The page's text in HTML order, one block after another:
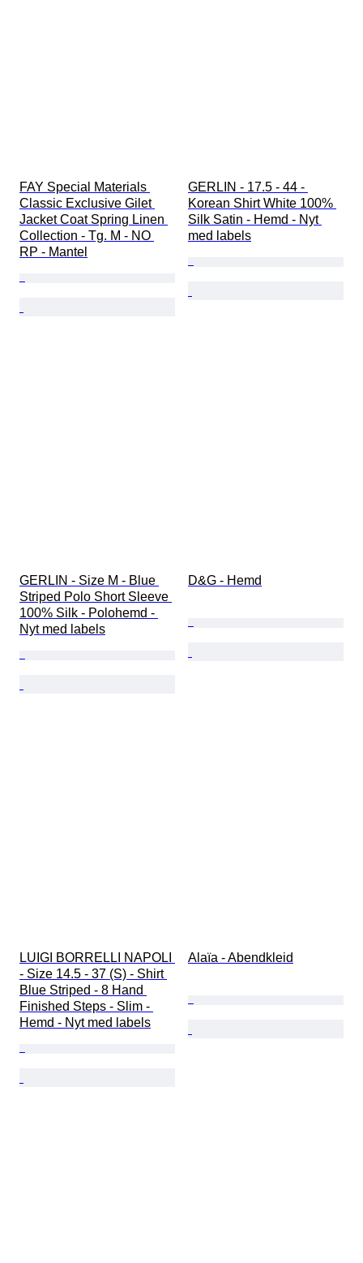
FAY Special Materials
Classic Exclusive Gilet
Jacket Coat Spring Linen
Collection - Tg. M - NO
RP - Mantel
GERLIN - 17.5 - 44 -
Korean Shirt White 100%
Silk Satin - Hemd - Nyt
med labels
GERLIN - Size M - Blue
Striped Polo Short Sleeve
100% Silk - Polohemd -
Nyt med labels
D&G - Hemd
LUIGI BORRELLI NAPOLI
- Size 14.5 - 37 (S) - Shirt
Blue Striped - 8 Hand
Finished Steps - Slim -
Hemd - Nyt med labels
Alaïa - Abendkleid